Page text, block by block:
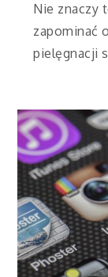
Nie znaczy
zapominać
pielęgnacji